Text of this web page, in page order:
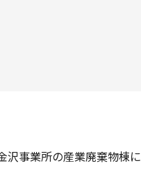
沢事業所の産業廃棄物棟に